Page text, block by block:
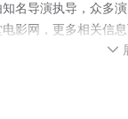
名导演执导，众多
影网，更多相关信
